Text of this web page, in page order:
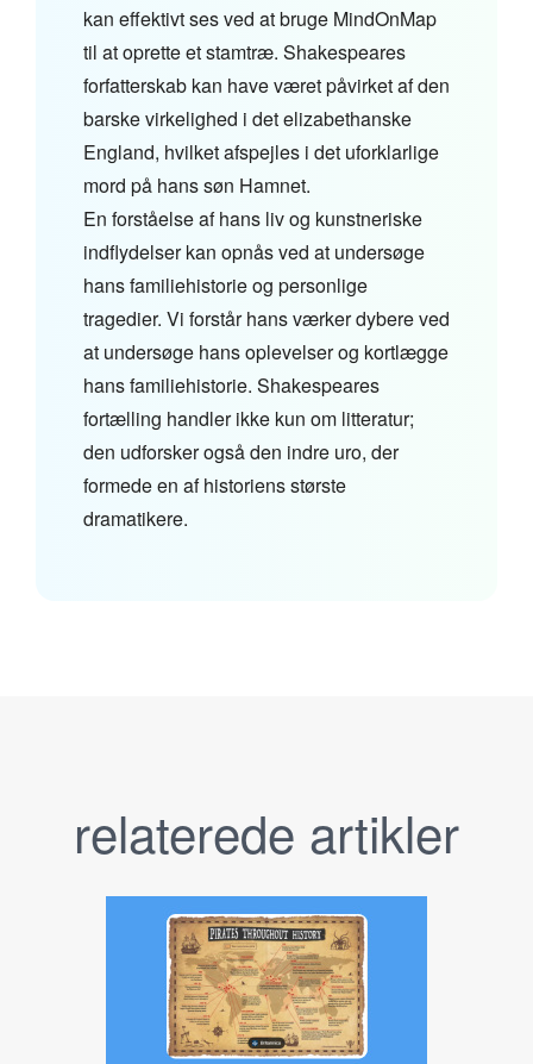
kan effektivt ses ved at bruge MindOnMap
til at oprette et stamtræ. Shakespeares
forfatterskab kan have været påvirket af den
barske virkelighed i det elizabethanske
England, hvilket afspejles i det uforklarlige
mord på hans søn Hamnet.
En forståelse af hans liv og kunstneriske
indflydelser kan opnås ved at undersøge
hans familiehistorie og personlige
tragedier. Vi forstår hans værker dybere ved
at undersøge hans oplevelser og kortlægge
hans familiehistorie. Shakespeares
fortælling handler ikke kun om litteratur;
den udforsker også den indre uro, der
formede en af historiens største
dramatikere.
relaterede artikler